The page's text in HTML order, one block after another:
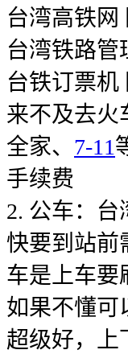
台湾高铁网
台湾铁路管
台铁订票机
来不及去火
全家、 7-11
手续费
2. 公车：台
快要到站前
车是上车要
如果不懂可
超级好，上